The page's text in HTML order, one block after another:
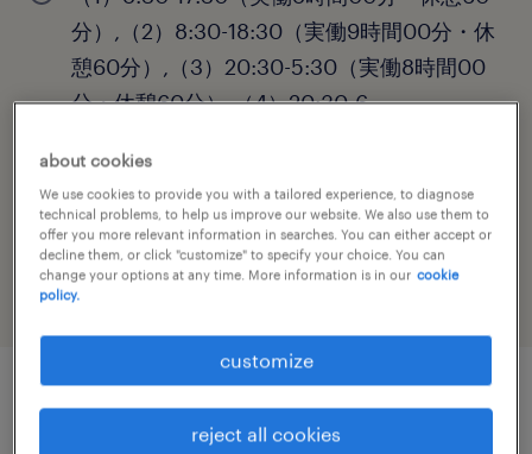
分）,（2）8:30-18:30（実働9時間00分・休
憩60分）,（3）20:30-5:30（実働8時間00
分・休憩60分）,（4）20:30-6
job category
engineering
job details
about cookies
We use cookies to provide you with a tailored experience, to diagnose
technical problems, to help us improve our website. We also use them to
offer you more relevant information in searches. You can either accept or
decline them, or click "customize" to specify your choice. You can
change your options at any time. More information is in our cookie
policy.
customize
reject all cookies